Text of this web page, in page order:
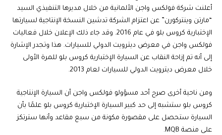
أعلنت شركة فولكس واجن الألمانية من خلال مديرها التنفيذي السيد
“مارتن وينتركورن” عن اعتزام الشركة تدشين النسخة الإنتاجية لسيارتها
الإختبارية كروس بلو في عام 2016. وقد جاء ذلك الإعلان خلال فعاليات
فولكس واجن في معرض ديترويت الدولي للسيارات. هذا وتجدر الإشارة
إلى أنه تم إزاحة النقاب عن السيارة الإختبارية كروس بلو للمرة الأولى
خلال معرض ديترويت الدولي للسيارات لعام 2013.
ومن ناحية أخرى صرح أحد مسؤولو فولكس واجن أن السيارة الإنتاجية
كروس بلو ستشبه إلى حد كبير السيارة الإختبارية كروس بلو علمًا بأن
السيارة ستحصل على مقصورة مكونة من سبع مقاعد وأنها سترتكز
على منصة MQB.